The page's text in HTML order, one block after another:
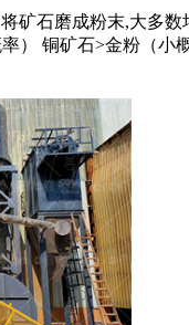
矿石磨成粉末,大多
） 铜矿石>金粉（小